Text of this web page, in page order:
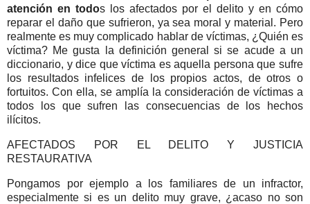
atención en todos los afectados por el delito y en cómo
reparar el daño que sufrieron, ya sea moral y material. Pero
realmente es muy complicado hablar de víctimas, ¿Quién es
víctima? Me gusta la definición general si se acude a un
diccionario, y dice que víctima es aquella persona que sufre
los resultados infelices de los propios actos, de otros o
fortuitos. Con ella, se amplía la consideración de víctimas a
todos los que sufren las consecuencias de los hechos
ilícitos.
AFECTADOS POR EL DELITO Y JUSTICIA
RESTAURATIVA
Pongamos por ejemplo a los familiares de un infractor,
especialmente si es un delito muy grave, ¿acaso no son